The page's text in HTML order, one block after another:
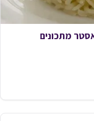
מתכונים